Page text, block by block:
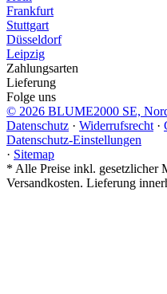
Frankfurt
Stuttgart
Düsseldorf
Leipzig
Zahlungsarten
Lieferung
Folge uns
© 2026 BLUME2000 SE,
Datenschutz · Widerrufsrecht ·
Datenschutz-Einstellungen
· Sitemap
* Alle Preise inkl. gesetzlicher
Versandkosten. Lieferung